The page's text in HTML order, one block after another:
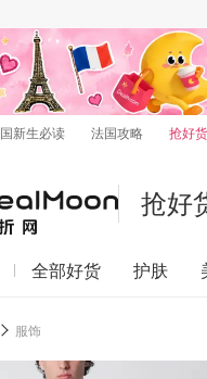
新生必读 法国攻略 抢好货
抢好
全部好货 护肤
服饰